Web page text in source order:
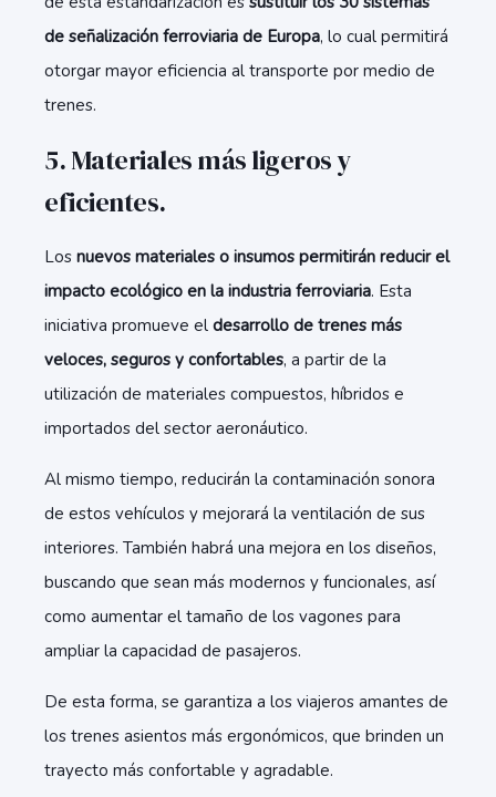
de señalización ferroviaria de Europa, lo cual permitirá
otorgar mayor eficiencia al transporte por medio de
trenes.
5. Materiales más ligeros y
eficientes.
Los nuevos materiales o insumos permitirán reducir el
impacto ecológico en la industria ferroviaria. Esta
iniciativa promueve el desarrollo de trenes más
veloces, seguros y confortables, a partir de la
utilización de materiales compuestos, híbridos e
importados del sector aeronáutico.
Al mismo tiempo, reducirán la contaminación sonora
de estos vehículos y mejorará la ventilación de sus
interiores. También habrá una mejora en los diseños,
buscando que sean más modernos y funcionales, así
como aumentar el tamaño de los vagones para
ampliar la capacidad de pasajeros.
De esta forma, se garantiza a los viajeros amantes de
los trenes asientos más ergonómicos, que brinden un
trayecto más confortable y agradable.